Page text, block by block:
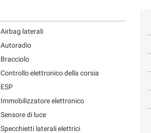
Airbag laterali
Autoradio
Bracciolo
Controllo elettronico della corsia
ESP
Immobilizzatore elettronico
Sensore di luce
Specchietti laterali elettrici